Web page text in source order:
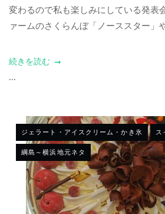
変わるので私も楽しみにしている発表
ァームのさくらんぼ「ノーススター」
続きを読む
...
ジェラート・アイスクリーム・かき氷 ス
綱島～横浜地元ネタ